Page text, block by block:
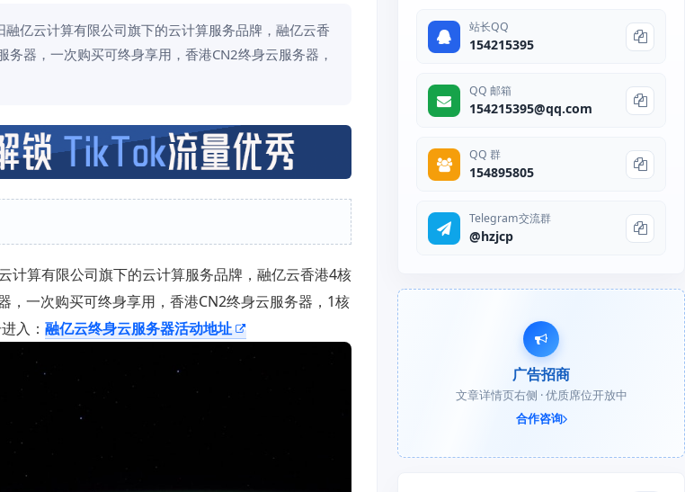
亿云计算有限公司旗下的云计算服务品牌，融亿云香
器，一次购买可终身享用，香港CN2终身云服务器，
计算有限公司旗下的云计算服务品牌，融亿云香港4核
一次购买可终身享用，香港CN2终身云服务器，1核
入： 融亿云终身云服务器活动地址
站长QQ
154215395
QQ 邮箱
154215395@qq.com
QQ 群
154895805
Telegram交流群
@hzjcp
广告招商
文章详情页右侧 · 优质席位开放中
合作咨询